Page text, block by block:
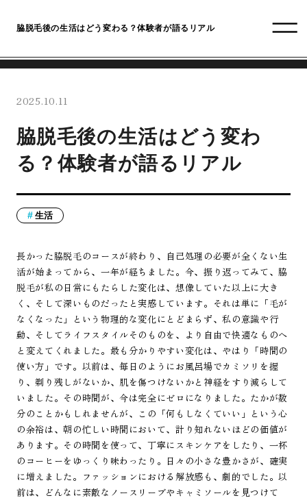
脇脱毛後の生活はどう変わる？体験者が語るリアル
2025.10.11
脇脱毛後の生活はどう変わ
る？体験者が語るリアル
生活
長かった脇脱毛のコースが終わり、自己処理の必要が全くない生
活が始まってから、一年が経ちました。今、振り返ってみて、脇
脱毛が私の日常にもたらした変化は、想像していた以上に大き
く、そして深いものだったと実感しています。それは単に「毛が
なくなった」という物理的な変化にとどまらず、私の意識や行
動、そしてライフスタイルそのものを、より自由で快適なものへ
と変えてくれました。最も分かりやすい変化は、やはり「時間の
使い方」です。以前は、毎日のようにお風呂場でカミソリを握
り、剃り残しがないか、肌を傷つけないかと神経をすり減らして
いました。その時間が、今は完全にゼロになりました。たかが数
分のことかもしれませんが、この「何もしなくていい」という心
の余裕は、朝の忙しい時間において、計り知れないほどの価値が
あります。その時間を使って、丁寧にスキンケアをしたり、一杯
のコーヒーをゆっくり味わったり。日々の小さな豊かさが、確実
に増えました。ファッションにおける解放感も、劇的でした。以
前は、どんなに素敵なノースリーブやキャミソールを見つけて